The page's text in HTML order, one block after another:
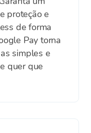
proteção e
de forma
Pay torna
simples e
quer que